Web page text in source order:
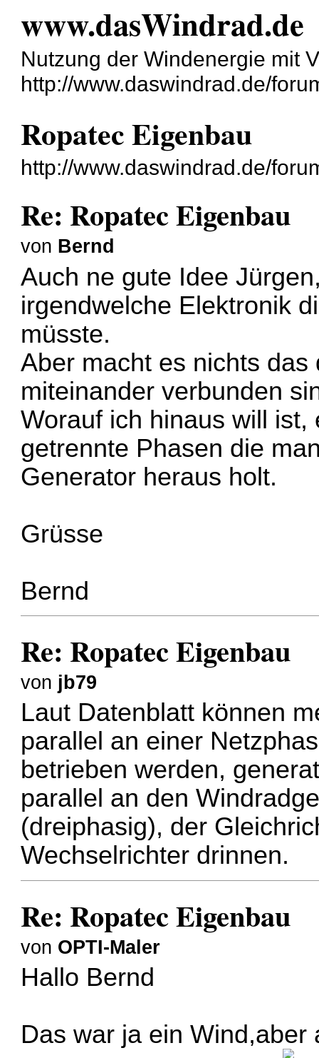
www.dasWindrad.de
Nutzung der Windenergie mit
http://www.daswindrad.de/
Ropatec Eigenbau
http://www.daswindrad.de/
Re: Ropatec Eigenbau
von Bernd
Auch ne gute Idee
irgendwelche Elektronik
müsste.
Aber macht es nichts
miteinander verbunden
Worauf ich hinaus will
getrennte Phasen die
Generator heraus holt.
Grüsse
Bernd
Re: Ropatec Eigenbau
von jb79
Laut Datenblatt können
parallel an einer
betrieben werden,
parallel an den
(dreiphasig), der
Wechselrichter drinnen.
Re: Ropatec Eigenbau
von OPTI-Maler
Hallo Bernd
Das war ja ein